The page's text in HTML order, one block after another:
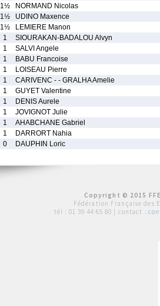
1½
NORMAND Nicolas
1½
UDINO Maxence
1½
LEMIERE Manon
1
SIOURAKAN-BADALOU Alvyn
1
SALVI Angele
1
BABU Francoise
1
LOISEAU Pierre
1
CARIVENC - - GRALHA Amelie
1
GUYET Valentine
1
DENIS Aurele
1
JOVIGNOT Julie
1
AHABCHANE Gabriel
1
DARRORT Nahia
0 DAUPHIN Loric
Copyright © 2015
Fédération Française des
tél : 01 39 44 65 80 | contact :